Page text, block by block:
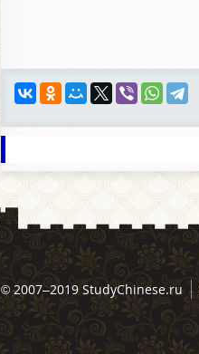
© 2007–2019 StudyChinese.ru